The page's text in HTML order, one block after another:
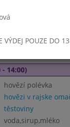
14:00)
hovězí polévka
hovězi v rajske
těstoviny
voda,sirup,mléko
POUZE DO